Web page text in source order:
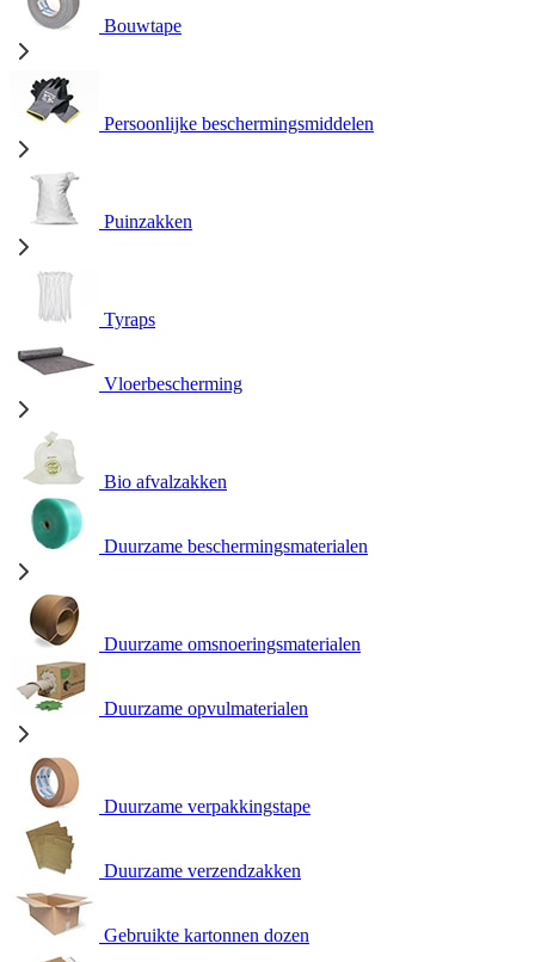
Bouwtape
Persoonlijke beschermingsmiddelen
Puinzakken
Tyraps
Vloerbescherming
Bio afvalzakken
Duurzame beschermingsmaterialen
Duurzame omsnoeringsmaterialen
Duurzame opvulmaterialen
Duurzame verpakkingstape
Duurzame verzendzakken
Gebruikte kartonnen dozen